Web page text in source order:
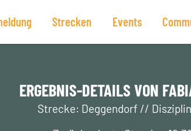
Strecken Events
ERGEBNIS-DETAILS VON
Strecke: Deggendorf //